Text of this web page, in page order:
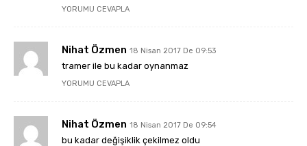
YORUMU CEVAPLA
Nihat Özmen 18 Nisan 2017 De 09:53
tramer ile bu kadar oynanmaz
YORUMU CEVAPLA
Nihat Özmen 18 Nisan 2017 De 09:54
bu kadar değişiklik çekilmez oldu